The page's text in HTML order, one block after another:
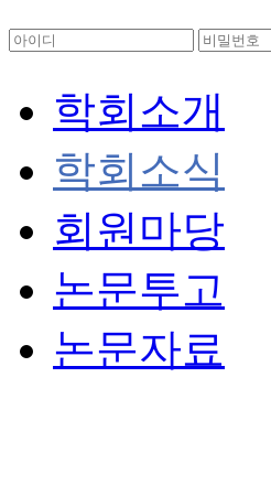
학회소개
학회소식
회원마당
논문투고
논문자료